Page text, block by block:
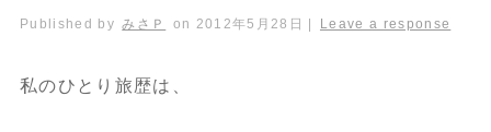
Published by みさＰ on 2012年5月28日 | Leave a response
私のひとり旅歴は、